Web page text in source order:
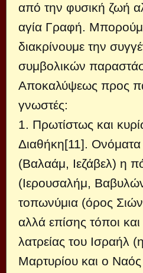
από την φυσική ζωή
αγία Γραφή.
διακρίνουμε την
συμβολικών
Αποκαλύψεως προς
γνωστές:
1. Πρωτίστως και
Διαθήκη[11].
(Βαλαάμ, Ιεζάβελ) η
(Ιερουσαλήμ,
τοπωνύμια (όρος
αλλά επίσης τόποι και
λατρείας του Ισραήλ
Μαρτυρίου και ο Ναός